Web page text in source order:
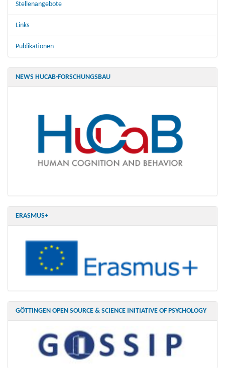
Stellenangebote
Links
Publikationen
NEWS HUCAB-FORSCHUNGSBAU
ERASMUS+
GÖTTINGEN OPEN SOURCE & SCIENCE INITIATIVE OF PSYCHOLOGY